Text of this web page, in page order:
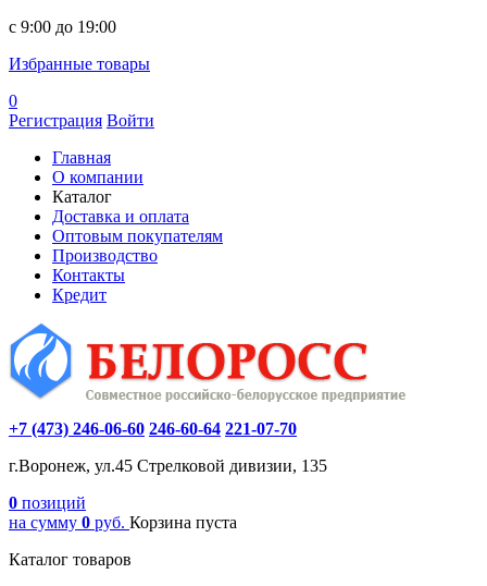
c 9:00 до 19:00
Избранные товары
0
Регистрация Войти
Главная
О компании
Каталог
Доставка и оплата
Оптовым покупателям
Производство
Контакты
Кредит
+7 (473) 246-06-60 246-60-64 221-07-70
г.Воронеж, ул.45 Стрелковой дивизии, 135
0 позиций
на сумму 0 руб. Корзина пуста
Каталог товаров